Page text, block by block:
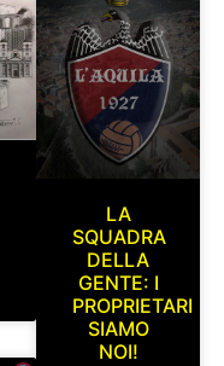
LA
SQUADRA
DELLA
GENTE: I
PROPRIETARI
SIAMO
NOI!